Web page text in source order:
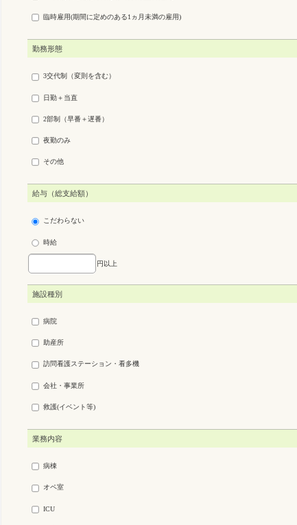
臨時雇用(期間に定めのある1ヵ月未満の雇用)
勤務形態
3交代制（変則を含む）
日勤＋当直
2部制（早番＋遅番）
夜勤のみ
その他
給与（総支給額）
こだわらない
時給
円以上
施設種別
病院
助産所
訪問看護ステーション・看多機
会社・事業所
救護(イベント等)
業務内容
病棟
オペ室
ICU